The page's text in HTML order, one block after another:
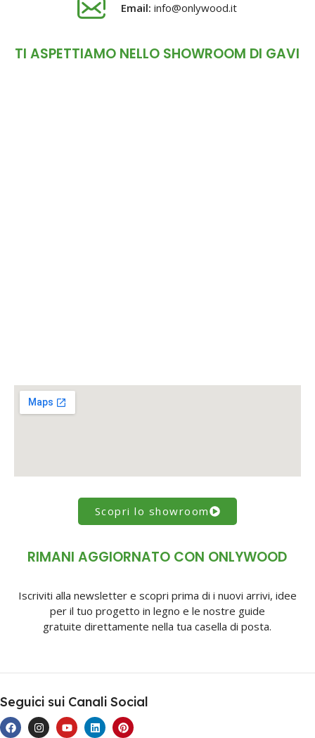
Email: info@onlywood.it
TI ASPETTIAMO NELLO SHOWROOM DI GAVI
Scopri lo showroom
RIMANI AGGIORNATO CON ONLYWOOD
Iscriviti alla newsletter e scopri prima di i nuovi arrivi, idee
per il tuo progetto in legno e le nostre guide
gratuite direttamente nella tua casella di posta.
Seguici sui Canali Social